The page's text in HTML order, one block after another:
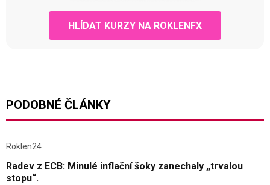
HLÍDAT KURZY NA ROKLENFX
PODOBNÉ ČLÁNKY
Roklen24
Radev z ECB: Minulé inflační šoky zanechaly „trvalou
stopu“.